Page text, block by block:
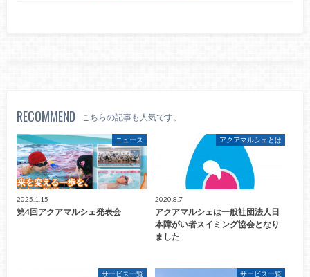
RECOMMEND こちらの記事も人気です。
ニュース
2025.1.15
第4回アクアマルシェ発表会
アクアマルシェとは
2020.8.7
アクアマルシェは一般社団法人日
本障がい者スイミング協会となり
ました
サービス一覧 サービス一覧